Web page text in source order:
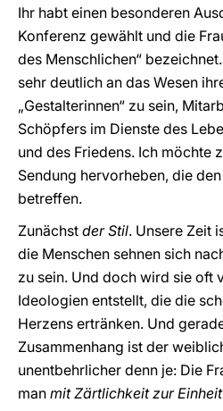
Ihr habt einen besonderen
Konferenz gewählt und die
des Menschlichen“
sehr deutlich an das Wesen
„Gestalterinnen“ zu sein,
Schöpfers im Dienste des
und des Friedens. Ich möchte
Sendung hervorheben, die
betreffen.
Zunächst der Stil. Unsere Zeit
die Menschen sehnen sich
zu sein. Und doch wird sie oft
Ideologien entstellt, die die
Herzens ertränken. Und
Zusammenhang ist der
unentbehrlicher denn je: Die
man mit Zärtlichkeit zur